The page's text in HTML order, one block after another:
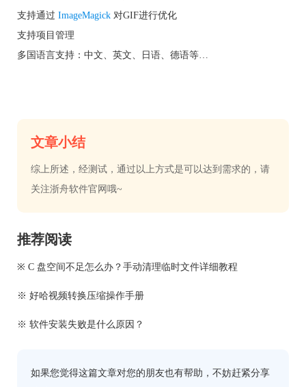
支持通过 ImageMagick 对GIF进行优化
支持项目管理
多国语言支持：中文、英文、日语、德语等…
文章小结
综上所述，经测试，通过以上方式是可以达到需求的，请
关注浙舟软件官网哦~
推荐阅读
※ C 盘空间不足怎么办？手动清理临时文件详细教程
※ 好哈视频转换压缩操作手册
※ 软件安装失败是什么原因？
如果您觉得这篇文章对您的朋友也有帮助，不妨赶紧分享